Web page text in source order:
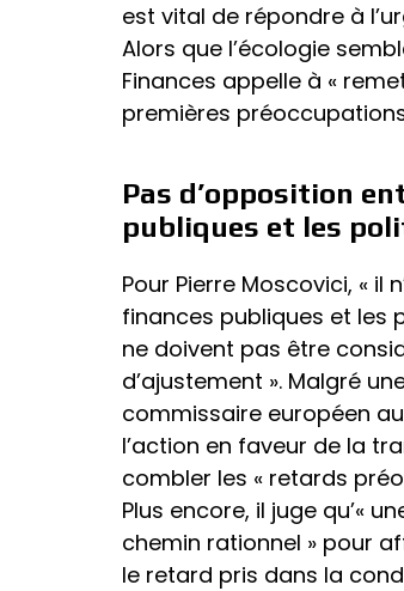
est vital de répondre à
Alors que l’écologie
Finances appelle à «
premières préoccupations
Pas d’opposition
publiques et les
Pour Pierre Moscovici, « il
finances publiques et les
ne doivent pas être
d’ajustement ». Malgré
commissaire européen
l’action en faveur de la
combler les « retards
Plus encore, il juge qu’«
chemin rationnel » pour
le retard pris dans la